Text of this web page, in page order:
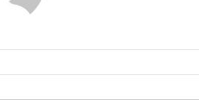
i